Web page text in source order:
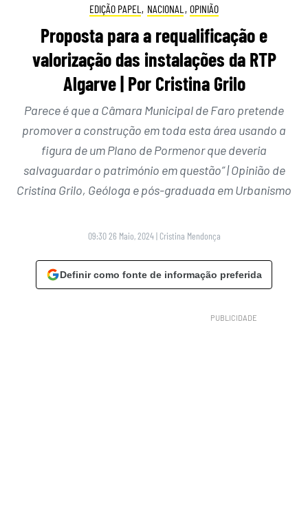
EDIÇÃO PAPEL , NACIONAL , OPINIÃO
Proposta para a requalificação e
valorização das instalações da RTP
Algarve | Por Cristina Grilo
Parece é que a Câmara Municipal de Faro pretende
promover a construção em toda esta área usando a
figura de um Plano de Pormenor que deveria
salvaguardar o património em questão” | Opinião de
Cristina Grilo, Geóloga e pós-graduada em Urbanismo
09:30 26 Maio, 2024 | Cristina Mendonça
Definir como fonte de informação preferida